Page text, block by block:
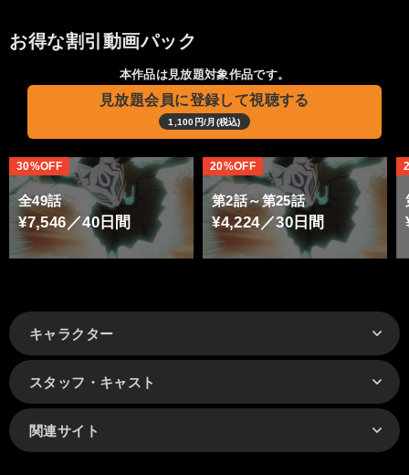
お得な割引動画パック
本作品は見放題対象作品です。
見放題会員に登録して視聴する
1,100円/月(税込)
全49話
¥7,546／40日間
30%OFF
第2話～第25話
¥4,224／30日間
20%OFF
キャラクター
スタッフ・キャスト
関連サイト